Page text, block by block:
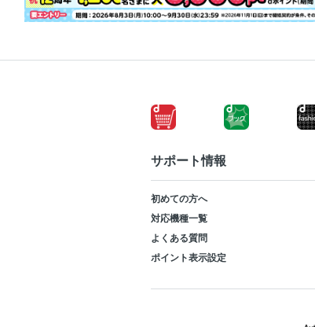
サポート情報
初めての方へ
対応機種一覧
よくある質問
ポイント表示設定